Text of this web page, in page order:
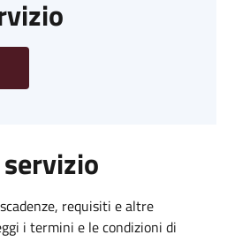
requisiti e altre
i termini e le condizioni di